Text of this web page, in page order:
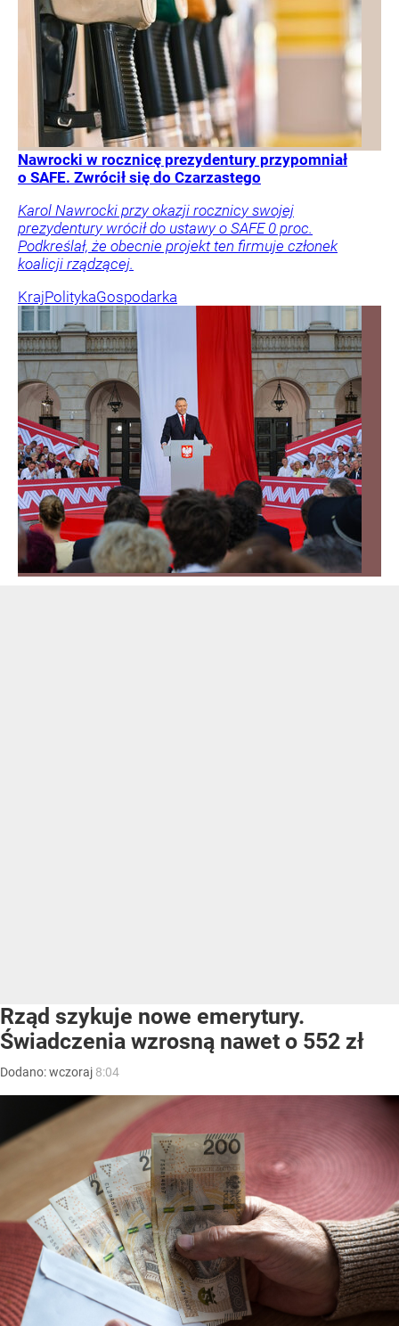
Nawrocki w rocznicę prezydentury przypomniał
o SAFE. Zwrócił się do Czarzastego
Karol Nawrocki przy okazji rocznicy swojej
prezydentury wrócił do ustawy o SAFE 0 proc.
Podkreślał, że obecnie projekt ten firmuje członek
koalicji rządzącej.
KrajPolitykaGospodarka
Rząd szykuje nowe emerytury.
Świadczenia wzrosną nawet o 552 zł
Dodano:wczoraj 8:04